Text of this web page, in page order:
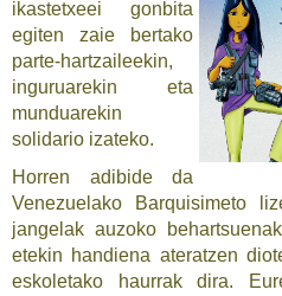
ikastetxeei gonbita
egiten zaie bertako
parte-hartzaileekin,
inguruarekin eta
munduarekin
solidario izateko.
Horren adibide da
Venezuelako Barquisimeto
jangelak auzoko
etekin handiena ateratzen
eskoletako haurrak dira.